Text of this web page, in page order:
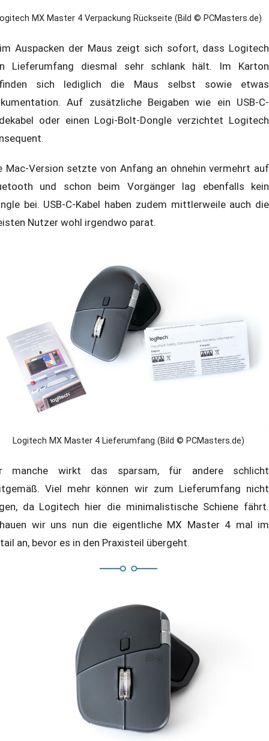
MX Master 4 Verpackung Rückseite (Bild © PCMasters.de)
Auspacken der Maus zeigt sich sofort, dass Logitech
Lieferumfang diesmal sehr schlank hält. Im Karton
sich lediglich die Maus selbst sowie etwas
Auf zusätzliche Beigaben wie ein USB-C-
oder einen Logi-Bolt-Dongle verzichtet Logitech
Mac-Version setzte von Anfang an ohnehin vermehrt auf
und schon beim Vorgänger lag ebenfalls kein
bei. USB-C-Kabel haben zudem mittlerweile auch die
Nutzer wohl irgendwo parat.
Logitech MX Master 4 Lieferumfang (Bild © PCMasters.de)
manche wirkt das sparsam, für andere schlicht
Viel mehr können wir zum Lieferumfang nicht
da Logitech hier die minimalistische Schiene fährt.
wir uns nun die eigentliche MX Master 4 mal im
an, bevor es in den Praxisteil übergeht.